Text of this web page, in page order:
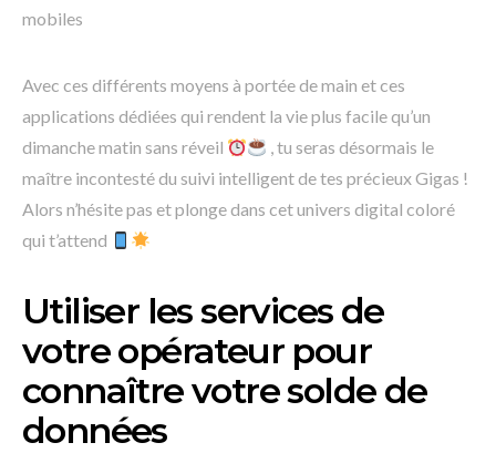
mobiles
Avec ces différents moyens à portée de main et ces
applications dédiées qui rendent la vie plus facile qu’un
dimanche matin sans réveil
, tu seras désormais le
maître incontesté du suivi intelligent de tes précieux Gigas !
Alors n’hésite pas et plonge dans cet univers digital coloré
qui t’attend
Utiliser les services de
votre opérateur pour
connaître votre solde de
données